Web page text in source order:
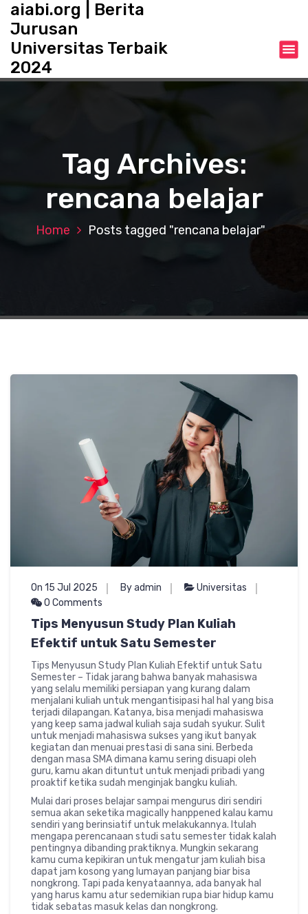
o
aiabi.org | Berita
Jurusan
Universitas Terbaik
2024
Tag Archives:
rencana belajar
Home Posts tagged "rencana belajar"
On 15 Jul 2025 By admin
Universitas
0 Comments
Tips Menyusun Study Plan Kuliah
Efektif untuk Satu Semester
Tips Menyusun Study Plan Kuliah Efektif untuk Satu
Semester – Tidak jarang bahwa banyak mahasiswa
yang selalu memiliki persiapan yang kurang dalam
menjalani kuliah untuk mengantisipasi hal hal yang bisa
terjadi dilapangan. Katanya, bisa menjadi mahasiswa
yang keep sama jadwal kuliah saja sudah syukur. Sulit
untuk menjadi mahasiswa sukses yang ikut banyak
kegiatan dan menuai prestasi di sana sini. Berbeda
dengan masa SMA dimana kamu sering disuapi oleh
guru, kamu akan dituntut untuk menjadi pribadi yang
proaktif ketika sudah menginjak bangku kuliah.
Mulai dari proses belajar sampai mengurus diri sendiri
semua akan seketika magically hanppened kalau kamu
sendiri yang berinsiatif untuk melakukannya. Itulah
mengapa perencanaan studi satu semester tidak kalah
pentingnya dibanding praktiknya. Mungkin sekarang
kamu cuma kepikiran untuk mengatur jam kuliah bisa
dapat jam kosong yang lumayan panjang biar bisa
nongkrong. Tapi pada kenyataannya, ada banyak hal
yang harus kamu atur sedemikian rupa biar hidup kamu
tidak sebatas masuk kelas dan nongkrong.